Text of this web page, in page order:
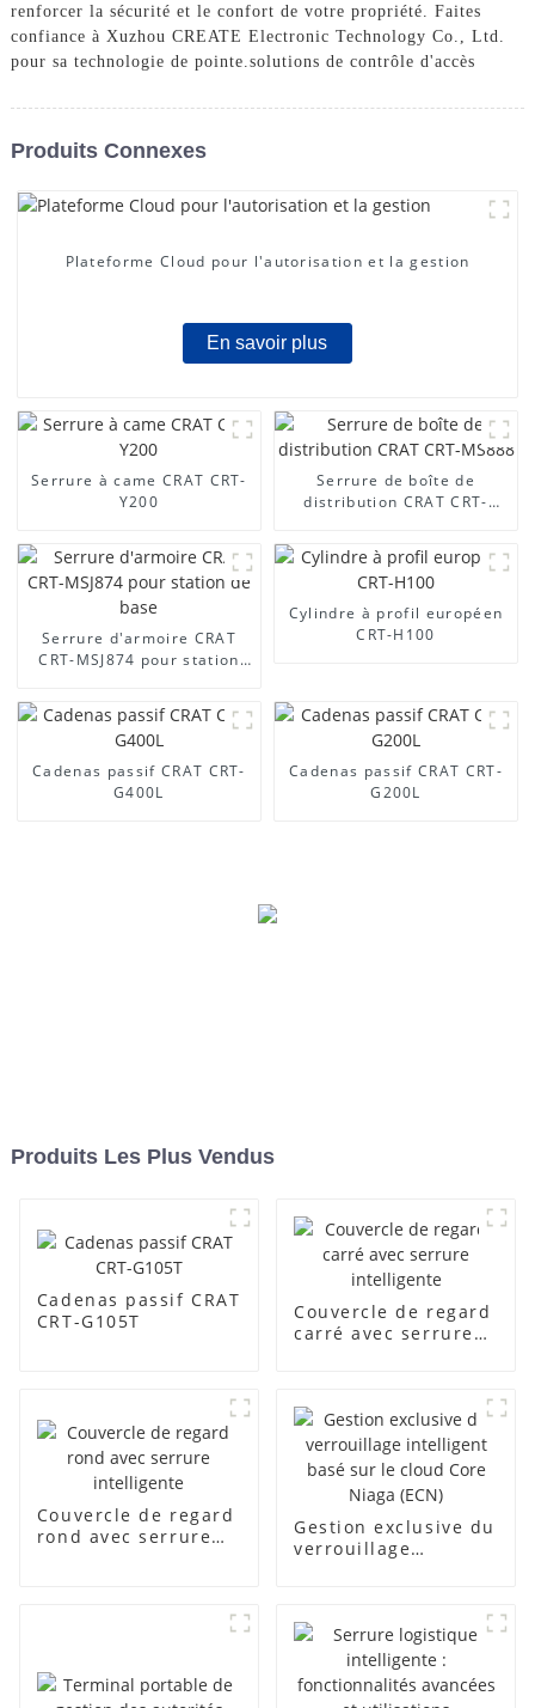
renforcer la sécurité et le confort de votre propriété. Faites
confiance à Xuzhou CREATE Electronic Technology Co., Ltd.
pour sa technologie de pointe. solutions de contrôle d'accès
Produits Connexes
Plateforme Cloud pour l'autorisation et la gestion
En savoir plus
Serrure à came CRAT CRT-
Y200
Serrure de boîte de
distribution CRAT CRT-
Serrure d'armoire CRAT
CRT-MSJ874 pour station
Cylindre à profil européen
CRT-H100
Cadenas passif CRAT CRT-
G400L
Cadenas passif CRAT CRT-
G200L
Produits Les Plus Vendus
Cadenas passif CRAT
CRT-G105T
Couvercle de regard
carré avec serrure
Couvercle de regard
rond avec serrure
Gestion exclusive du
verrouillage